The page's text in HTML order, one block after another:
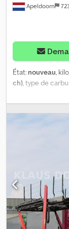
Sculptures des
suspension
44.000 kg
Apeldoorn
État: nouveau,
ch), type de
diesel, couleur:
d'engrenage:
, nombre de
charge maximale
mm
, hauteur de
construction:
régulation
= - Balise(s) -
pneumatique